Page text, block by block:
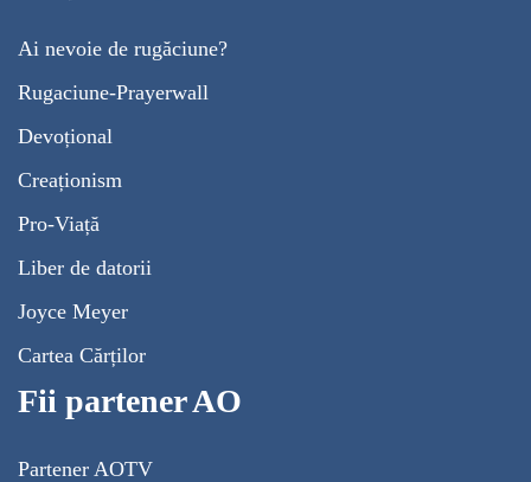
Ai nevoie de rugăciune?
Rugaciune-Prayerwall
Devoțional
Creaționism
Pro-Viață
Liber de datorii
Joyce Meyer
Cartea Cărților
Fii partener AO
Partener AOTV